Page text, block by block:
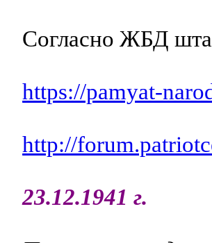
Согласно ЖБД
https://pamyat-
http://
23.12.1941 г.